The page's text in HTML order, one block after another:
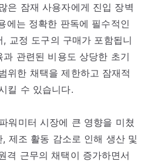
은 잠재 사용자에게 진입 장벽
에는 정확한 판독에 필수적인
교정 도구의 구매가 포함됩니
관련된 비용도 상당한 초기
위한 채택을 제한하고 잠재적
킬 수 있습니다.
워미터 시장에 큰 영향을 미쳤
제조 활동 감소로 인해 생산 및
격 근무의 채택이 증가하면서